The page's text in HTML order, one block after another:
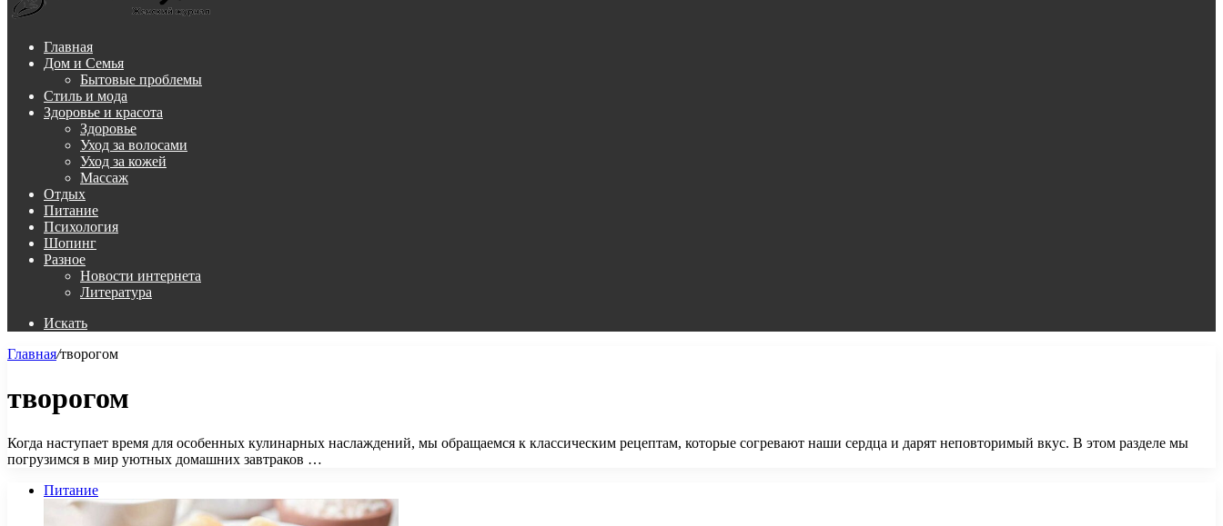
Главная
Дом и Семья
Бытовые проблемы
Стиль и мода
Здоровье и красота
Здоровье
Уход за волосами
Уход за кожей
Массаж
Отдых
Питание
Психология
Шопинг
Разное
Новости интернета
Литература
Искать
Главная/творогом
творогом
Когда наступает время для особенных кулинарных наслаждений, мы обращаемся к классическим рецептам, которые согревают наши сердца и дарят неповторимый вкус. В этом разделе мы
погрузимся в мир уютных домашних завтраков …
Питание